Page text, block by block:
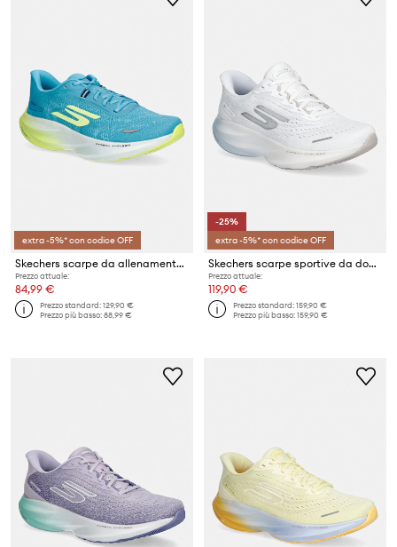
extra -5%* con codice OFF
Skechers scarpe da allenamento da donna SKX AERO SPARK
Prezzo attuale:
84,99 €
Prezzo standard:129,90 €
Prezzo più basso:88,99 €
-25%
extra -5%* con codice OFF
Skechers scarpe sportive da donna SKX AERO SPARK
Prezzo attuale:
119,90 €
Prezzo standard:159,90 €
Prezzo più basso:159,90 €